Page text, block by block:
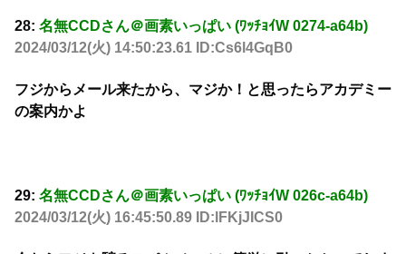
28: 名無CCDさん＠画素いっぱい (ﾜｯﾁｮｲW 0274-a64b)
2024/03/12(火) 14:50:23.61 ID:Cs6l4GqB0
フジからメール来たから、マジか！と思ったらアカデミー
の案内かよ
29: 名無CCDさん＠画素いっぱい (ﾜｯﾁｮｲW 026c-a64b)
2024/03/12(火) 16:45:50.89 ID:lFKjJICS0